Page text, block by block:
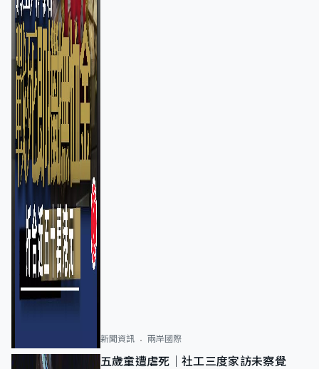
新聞資訊 兩岸國際
五歲童遭虐死｜社工三度家訪未察覺